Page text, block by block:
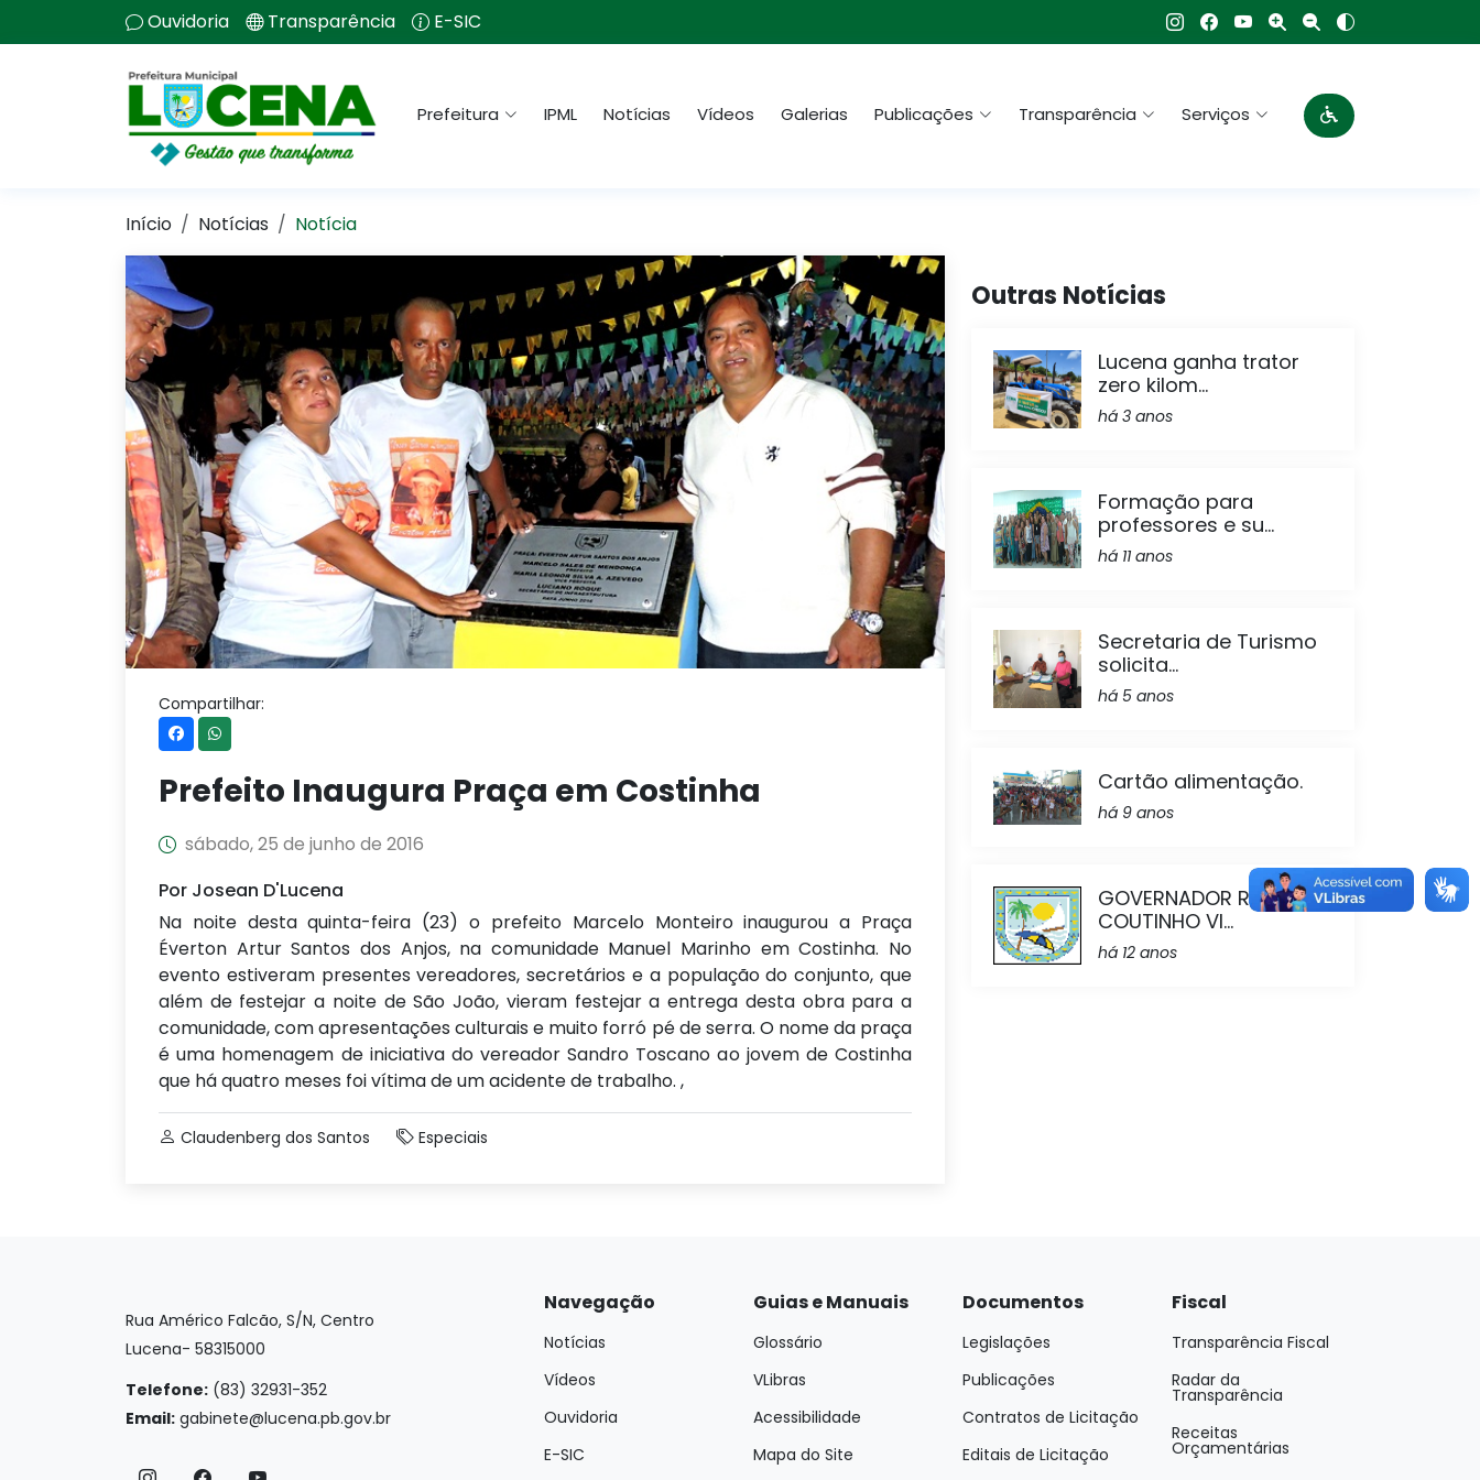
Ouvidoria Transparência E-SIC
Prefeitura IPML Notícias Vídeos Galerias Publicações Transparência Serviços
Início Notícias Notícia
Compartilhar:
Prefeito Inaugura Praça em Costinha
sábado, 25 de junho de 2016
Por Josean D'Lucena
Na noite desta quinta-feira (23) o prefeito Marcelo Monteiro inaugurou a Praça
Éverton Artur Santos dos Anjos, na comunidade Manuel Marinho em Costinha. No
evento estiveram presentes vereadores, secretários e a população do conjunto, que
além de festejar a noite de São João, vieram festejar a entrega desta obra para a
comunidade, com apresentações culturais e muito forró pé de serra. O nome da praça
é uma homenagem de iniciativa do vereador Sandro Toscano ao jovem de Costinha
que há quatro meses foi vítima de um acidente de trabalho. ,
Claudenberg dos Santos Especiais
Outras Notícias
Lucena ganha trator
zero kilom...
há 3 anos
Formação para
professores e su...
há 11 anos
Secretaria de Turismo
solicita...
há 5 anos
Cartão alimentação.
há 9 anos
GOVERNADOR RICARDO
COUTINHO VI...
há 12 anos
Rua Américo Falcão, S/N, Centro
Lucena- 58315000
Telefone: (83) 32931-352
Email: gabinete@lucena.pb.gov.br
Navegação
Notícias
Vídeos
Ouvidoria
E-SIC
Guias e Manuais
Glossário
VLibras
Acessibilidade
Mapa do Site
Documentos
Legislações
Publicações
Contratos de Licitação
Editais de Licitação
Fiscal
Transparência Fiscal
Radar da
Transparência
Receitas
Orçamentárias